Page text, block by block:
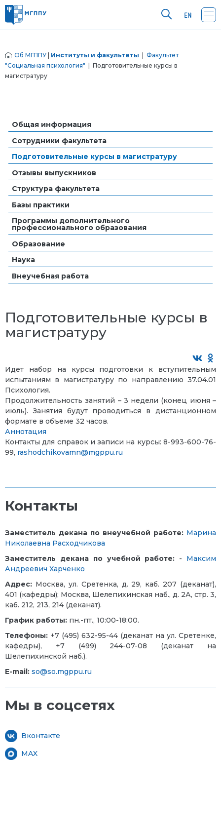
Об МГППУ Институты и факультеты
Факультет
"Социальная психология" | Подготовительные курсы в
магистратуру
Общая информация
Сотрудники факультета
Подготовительные курсы в магистратуру
Отзывы выпускников
Структура факультета
Базы практики
Программы дополнительного
профессионального образования
Образование
Наука
Внеучебная работа
Подготовительные курсы в
магистратуру
Идет набор на курсы подготовки к вступительным
испытаниям в магистратуру по направлению 37.04.01
Психология.
Продолжительность занятий – 3 недели (конец июня –
июль). Занятия будут проводиться в дистанционном
формате в объеме 32 часов.
Аннотация
Контакты для справок и записи на курсы: 8-993-600-76-
99, rashodchikovamn@mgppu.ru
Контакты
Заместитель декана по внеучебной работе: Марина
Николаевна Расходчикова
Заместитель декана по учебной работе: - Максим
Андреевич Харченко
Адрес: Москва, ул. Сретенка, д. 29, каб. 207 (деканат),
401 (кафедры); Москва, Шелепихинская наб., д. 2А, стр. 3,
каб. 212, 213, 214 (деканат).
График работы: пн.-пт., 10:00-18:00.
Телефоны: +7 (495) 632-95-44 (деканат на ул. Сретенке,
кафедры), +7 (499) 244-07-08 (деканат на
Шелепихинской наб.).
E-mail: so@so.mgppu.ru
Мы в соцсетях
Вконтакте
MAX